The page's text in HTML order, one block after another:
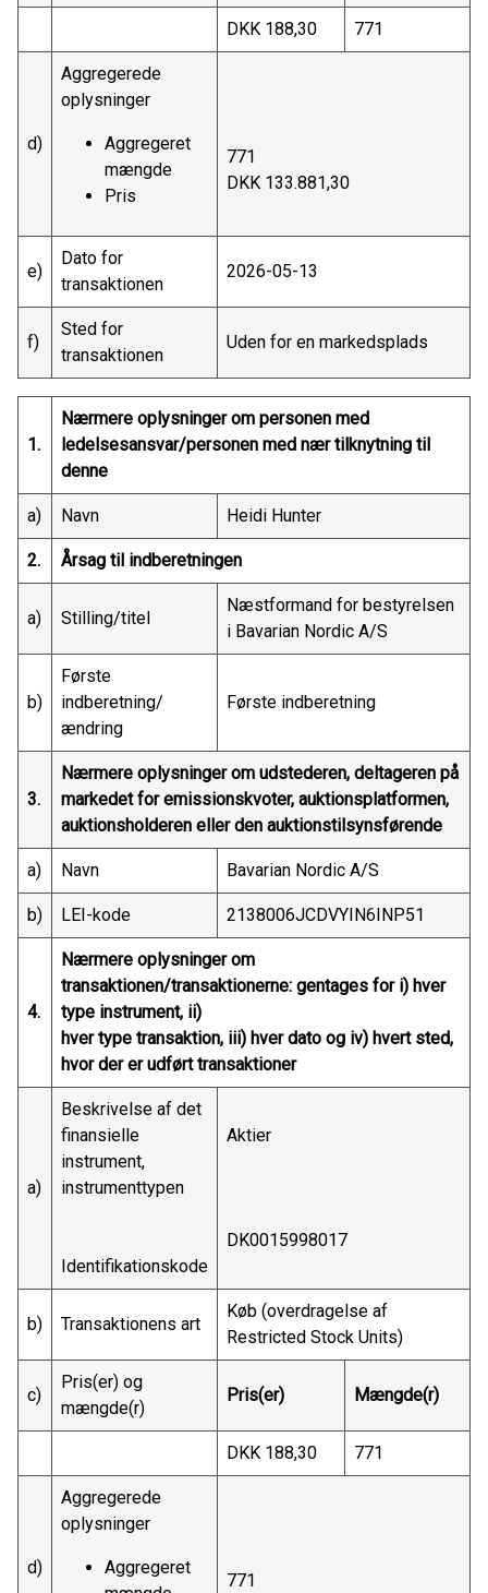
DKK 188,30 771
d)
Aggregerede
oplysninger
Aggregeret
mængde
Pris
771
DKK 133.881,30
e)
Dato for
transaktionen
2026-05-13
f)
Sted for
transaktionen
Uden for en markedsplads
1.
Nærmere oplysninger om personen med
ledelsesansvar/personen med nær tilknytning til
denne
a) Navn Heidi Hunter
2. Årsag til indberetningen
a) Stilling/titel
Næstformand for bestyrelsen
i Bavarian Nordic A/S
b)
Første
indberetning/
ændring
Første indberetning
3.
Nærmere oplysninger om udstederen, deltageren på
markedet for emissionskvoter, auktionsplatformen,
auktionsholderen eller den auktionstilsynsførende
a) Navn Bavarian Nordic A/S
b) LEI-kode 2138006JCDVYIN6INP51
4.
Nærmere oplysninger om
transaktionen/transaktionerne: gentages for i) hver
type instrument, ii)
hver type transaktion, iii) hver dato og iv) hvert sted,
hvor der er udført transaktioner
a)
Beskrivelse af det
finansielle
instrument,
instrumenttypen
Identifikationskode
Aktier
DK0015998017
b) Transaktionens art
Køb (overdragelse af
Restricted Stock Units)
c)
Pris(er) og
mængde(r)
Pris(er) Mængde(r)
DKK 188,30 771
d)
Aggregerede
oplysninger
Aggregeret
771